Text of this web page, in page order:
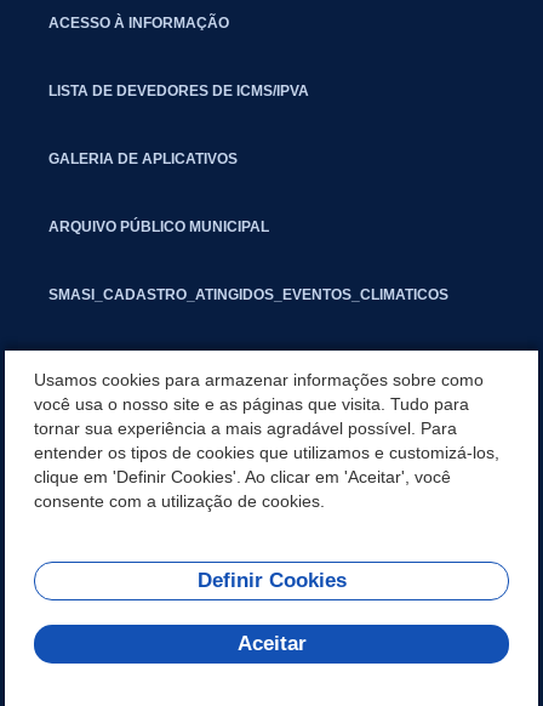
ACESSO À INFORMAÇÃO
LISTA DE DEVEDORES DE ICMS/IPVA
GALERIA DE APLICATIVOS
ARQUIVO PÚBLICO MUNICIPAL
SMASI_CADASTRO_ATINGIDOS_EVENTOS_CLIMATICOS
INFORMATIVO PIT
SEGUNDA VIA IPTU
REDES SOCIAIS
Usamos cookies para armazenar informações sobre como
você usa o nosso site e as páginas que visita. Tudo para
tornar sua experiência a mais agradável possível. Para
entender os tipos de cookies que utilizamos e customizá-los,
clique em 'Definir Cookies'. Ao clicar em 'Aceitar', você
consente com a utilização de cookies.
Definir Cookies
Aceitar